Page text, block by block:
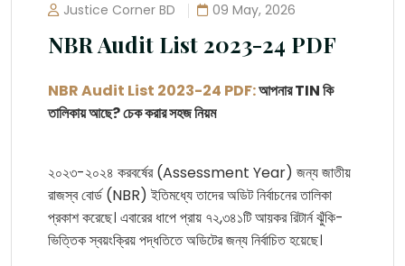
Justice Corner BD 09 May, 2026
NBR Audit List 2023-24 PDF
NBR Audit List 2023-24 PDF:আপনার TIN কি
তালিকায় আছে? চেক করার সহজ নিয়ম
২০২৩-২০২৪ করবর্ষের (Assessment Year) জন্য জাতীয়
রাজস্ব বোর্ড (NBR) ইতিমধ্যে তাদের অডিট নির্বাচনের তালিকা
প্রকাশ করেছে। এবারের ধাপে প্রায় ৭২,৩৪১টি আয়কর রিটার্ন ঝুঁকি-
ভিত্তিক স্বয়ংক্রিয় পদ্ধতিতে অডিটের জন্য নির্বাচিত হয়েছে।